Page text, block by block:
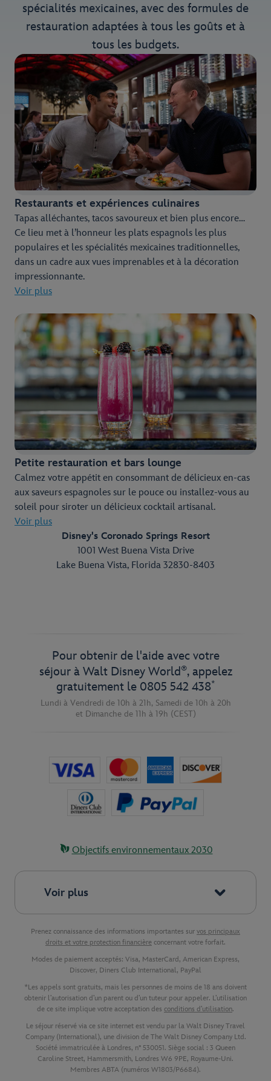
spécialités mexicaines, avec des formules de
restauration adaptées à tous les goûts et à
tous les budgets.
Restaurants et expériences culinaires
Tapas alléchantes, tacos savoureux et bien plus encore…
Ce lieu met à l’honneur les plats espagnols les plus
populaires et les spécialités mexicaines traditionnelles,
dans un cadre aux vues imprenables et à la décoration
impressionnante.
Voir plus
Petite restauration et bars lounge
Calmez votre appétit en consommant de délicieux en-cas
aux saveurs espagnoles sur le pouce ou installez-vous au
soleil pour siroter un délicieux cocktail artisanal.
Voir plus
Disney's Coronado Springs Resort
1001 West Buena Vista Drive
Lake Buena Vista, Florida 32830-8403
Pour obtenir de l'aide avec votre
séjour à Walt Disney World ®, appelez
gratuitement le 0805 542 438*
Lundi à Vendredi de 10h à 21h, Samedi de 10h à 20h
et Dimanche de 11h à 19h (CEST)
Objectifs environnementaux 2030
Voir plus
Prenez connaissance des informations importantes sur vos principaux
droits et votre protection financière concernant votre forfait.
Modes de paiement acceptés: Visa, MasterCard, American Express,
Discover, Diners Club International, PayPal
*Les appels sont gratuits, mais les personnes de moins de 18 ans doivent
obtenir l’autorisation d’un parent ou d’un tuteur pour appeler. L’utilisation
de ce site implique votre acceptation des conditions d’utilisation.
Le séjour réservé via ce site internet est vendu par la Walt Disney Travel
Company (International), une division de The Walt Disney Company Ltd.
Société immatriculée à Londres, n° 530051. Siège social : 3 Queen
Caroline Street, Hammersmith, Londres W6 9PE, Royaume-Uni.
Membres ABTA (numéros W1803/P6684).